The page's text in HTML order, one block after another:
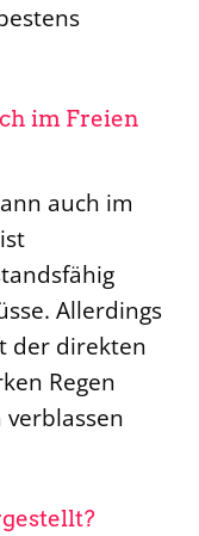
im Freien
auch im
Allerdings
der direkten
Regen
verblassen